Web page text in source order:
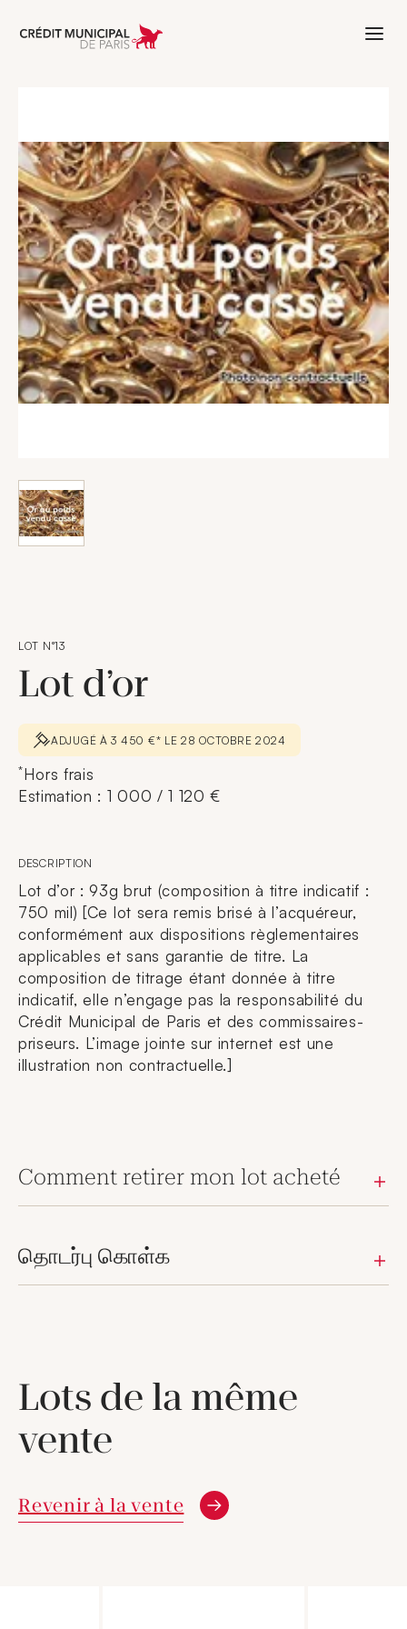
Aller à l'accueil de Crédit Municipal
LOT N°13
Lot d’or
ADJUGÉ À 3 450 €* LE 28 OCTOBRE 2024
*Hors frais
Estimation : 1 000 / 1 120 €
DESCRIPTION
Lot d’or : 93g brut (composition à titre indicatif :
750 mil) [Ce lot sera remis brisé à l’acquéreur,
conformément aux dispositions règlementaires
applicables et sans garantie de titre. La
composition de titrage étant donnée à titre
indicatif, elle n’engage pas la responsabilité du
Crédit Municipal de Paris et des commissaires-
priseurs. L’image jointe sur internet est une
illustration non contractuelle.]
Comment retirer mon lot acheté
தொடர்பு கொள்க
Lots de la même
vente
Revenir à la vente